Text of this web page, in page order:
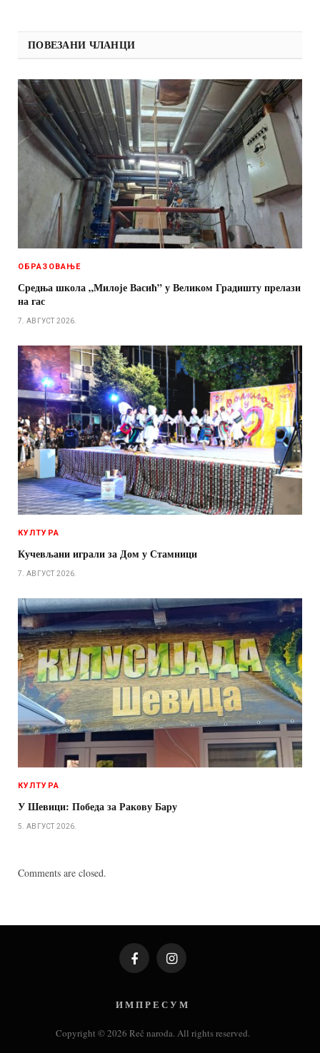
ПОВЕЗАНИ ЧЛАНЦИ
ОБРАЗОВАЊЕ
Средња школа „Милоје Васић” у Великом Градишту прелази
на гас
7. АВГУСТ 2026.
КУЛТУРА
Кучевљани играли за Дом у Стамници
7. АВГУСТ 2026.
КУЛТУРА
У Шевици: Победа за Ракову Бару
5. АВГУСТ 2026.
Comments are closed.
FacebookInstagram
И М П Р Е С У М
Copyright © 2026 Reč naroda. All rights reserved.